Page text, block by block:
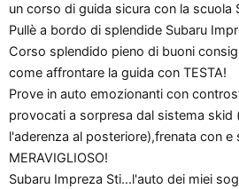
n
e
un corso di guida sicura con la scuola
Pullè a bordo di splendide Subaru
Corso splendido pieno di buoni
come affrontare la guida con TESTA!
Prove in auto emozionanti con
provocati a sorpresa dal sistema skid
l'aderenza al posteriore),frenata con e
MERAVIGLIOSO!
Subaru Impreza Sti...l'auto dei miei